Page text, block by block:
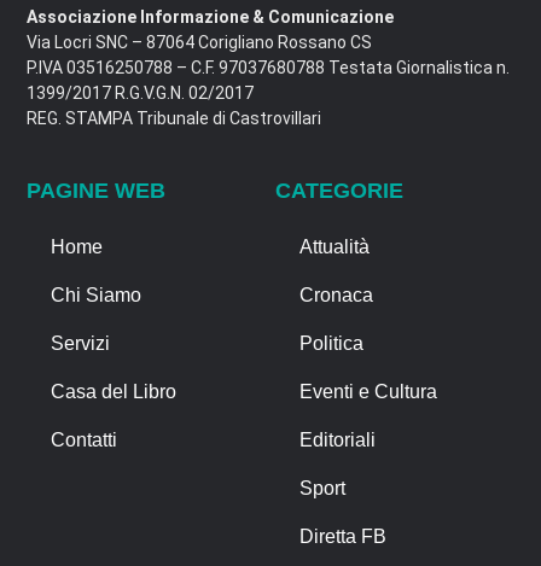
Associazione Informazione & Comunicazione
Via Locri SNC – 87064 Corigliano Rossano CS
P.IVA 03516250788 – C.F. 97037680788 Testata Giornalistica n.
1399/2017 R.G.V.G.N. 02/2017
REG. STAMPA Tribunale di Castrovillari
PAGINE WEB
Home
Chi Siamo
Servizi
Casa del Libro
Contatti
CATEGORIE
Attualità
Cronaca
Politica
Eventi e Cultura
Editoriali
Sport
Diretta FB